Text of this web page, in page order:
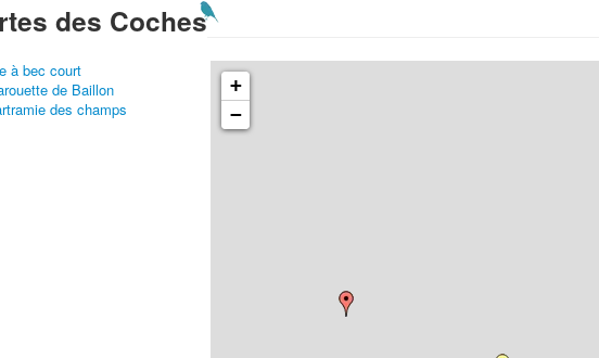
des Coches
à bec court
de Baillon
des champs
+
−